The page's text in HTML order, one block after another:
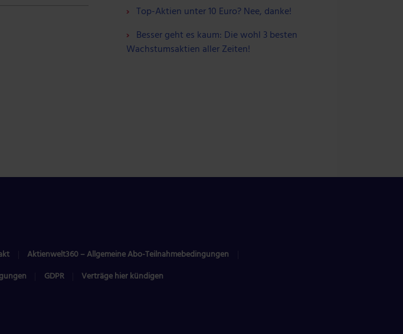
Top-Aktien unter 10 Euro? Nee, danke!
Besser geht es kaum: Die wohl 3 besten
Wachstumsaktien aller Zeiten!
Aktienwelt360 – Allgemeine Abo-Teilnahmebedingungen
GDPR Verträge hier kündigen